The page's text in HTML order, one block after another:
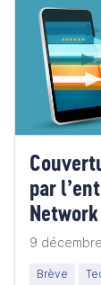
par
Network
9
Brève